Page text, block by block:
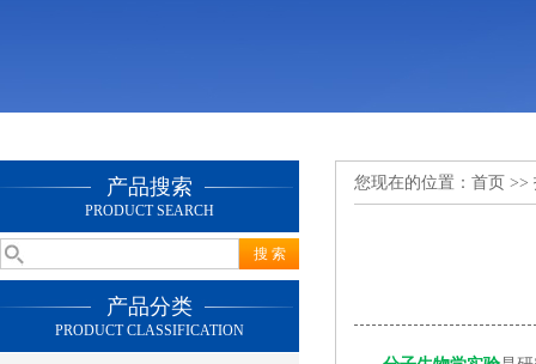
产品搜索
PRODUCT SEARCH
产品分类
PRODUCT CLASSIFICATION
您现在的位置： 首页 >>